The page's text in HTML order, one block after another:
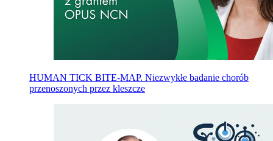
HUMAN TICK BITE-MAP. Niezwykłe badanie chorób
przenoszonych przez kleszcze